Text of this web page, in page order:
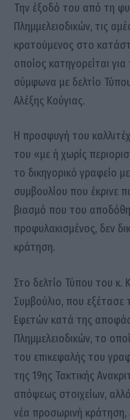
Την έξοδό του από τη
Πλημμελειοδικών, τις
κρατούμενος στο
οποίος κατηγορείται
σύμφωνα με δελτίο
Αλέξης Κούγιας.
Η προσφυγή του
του «με ή χωρίς
το δικηγορικό γραφείο
συμβουλίου που έκρινε
βιασμό που του
προφυλακισμένος, δεν
κράτηση.
Στο δελτίο Τύπου του κ.
Συμβούλιο, που εξέτασε
Εφετών κατά της
Πλημμελειοδικών, το
του επικεφαλής του
της 19ης Τακτικής
απόψεως στοιχείων, αλλά
νέα προσωρινή